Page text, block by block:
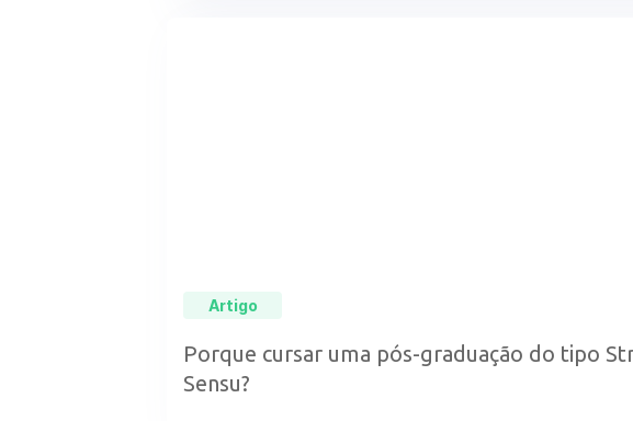
Artigo
Porque cursar uma pós-graduação do tipo
Sensu?